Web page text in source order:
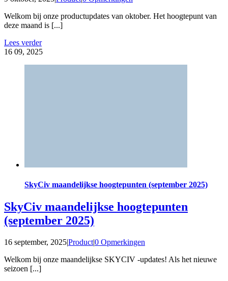
Welkom bij onze productupdates van oktober. Het hoogtepunt van
deze maand is [...]
Lees verder
16 09, 2025
SkyCiv maandelijkse hoogtepunten (september 2025)
SkyCiv maandelijkse hoogtepunten
(september 2025)
16 september, 2025|Product|0 Opmerkingen
Welkom bij onze maandelijkse SKYCIV -updates! Als het nieuwe
seizoen [...]